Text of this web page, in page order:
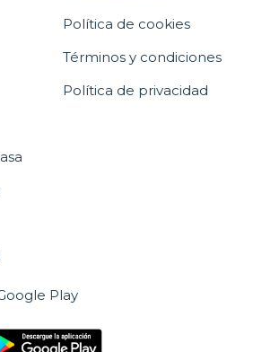
Política de cookies
Términos y condiciones
Política de privacidad
Play